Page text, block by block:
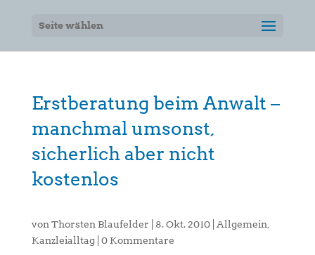
Seite wählen
Erstberatung beim Anwalt –
manchmal umsonst,
sicherlich aber nicht
kostenlos
von Thorsten Blaufelder 8. Okt. 2010| Allgemein
Kanzleialltag
0 Kommentare